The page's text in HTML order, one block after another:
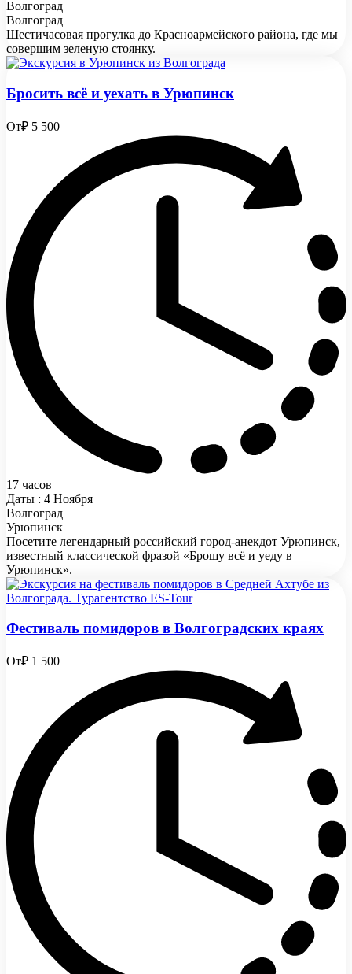
Волгоград
Волгоград
Шестичасовая прогулка до Красноармейского района, где мы
совершим зеленую стоянку.
Бросить всё и уехать в Урюпинск
От₽ 5 500
17 часов
Даты : 4 Ноября
Волгоград
Урюпинск
Посетите легендарный российский город-анекдот Урюпинск,
известный классической фразой «Брошу всё и уеду в
Урюпинск».
Фестиваль помидоров в Волгоградских краях
От₽ 1 500